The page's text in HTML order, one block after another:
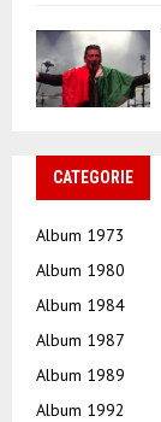
CATEGORIE
Album 1973
Album 1980
Album 1984
Album 1987
Album 1989
Album 1992